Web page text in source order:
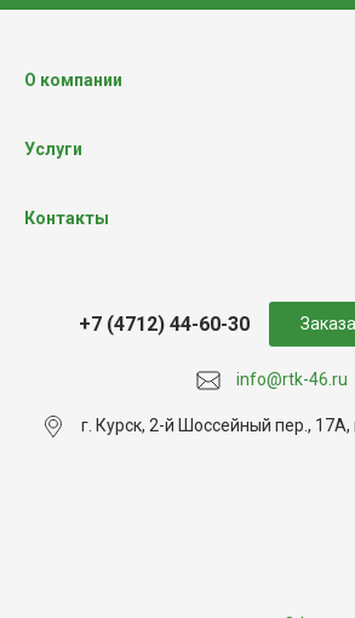
О компании
Услуги
Контакты
info@rtk-46.ru
+7 (4712) 44-60-30
г. Курск, 2-й Шоссейный пер.,